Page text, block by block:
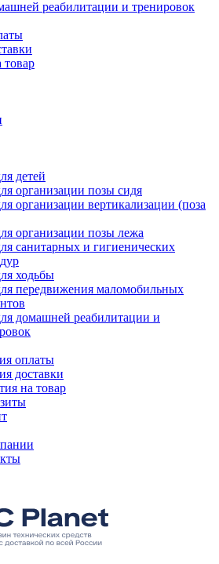
реабилитации и тренировок
товар
детей
организации позы сидя
организации вертикализации (поза
организации позы лежа
санитарных и гигиенических
ходьбы
передвижения маломобильных
домашней реабилитации и
оплаты
доставки
на товар